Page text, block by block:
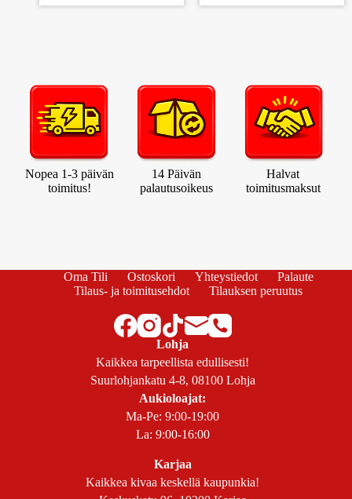
Nopea 1-3 päivän
toimitus!
14 Päivän
palautusoikeus
Halvat
toimitusmaksut
Oma Tili Ostoskori Yhteystiedot
Palaute
Tilaus- ja toimitusehdot
Tilauksen peruutus
Lohja
Kaikkea tarpeellista edullisesti!
Suurlohjankatu 4-8, 08100 Lohja
Aukioloajat:
Ma-Pe: 9:00-19:00
La: 9:00-16:00
Karjaa
Kaikkea kivaa keskellä kaupunkia!